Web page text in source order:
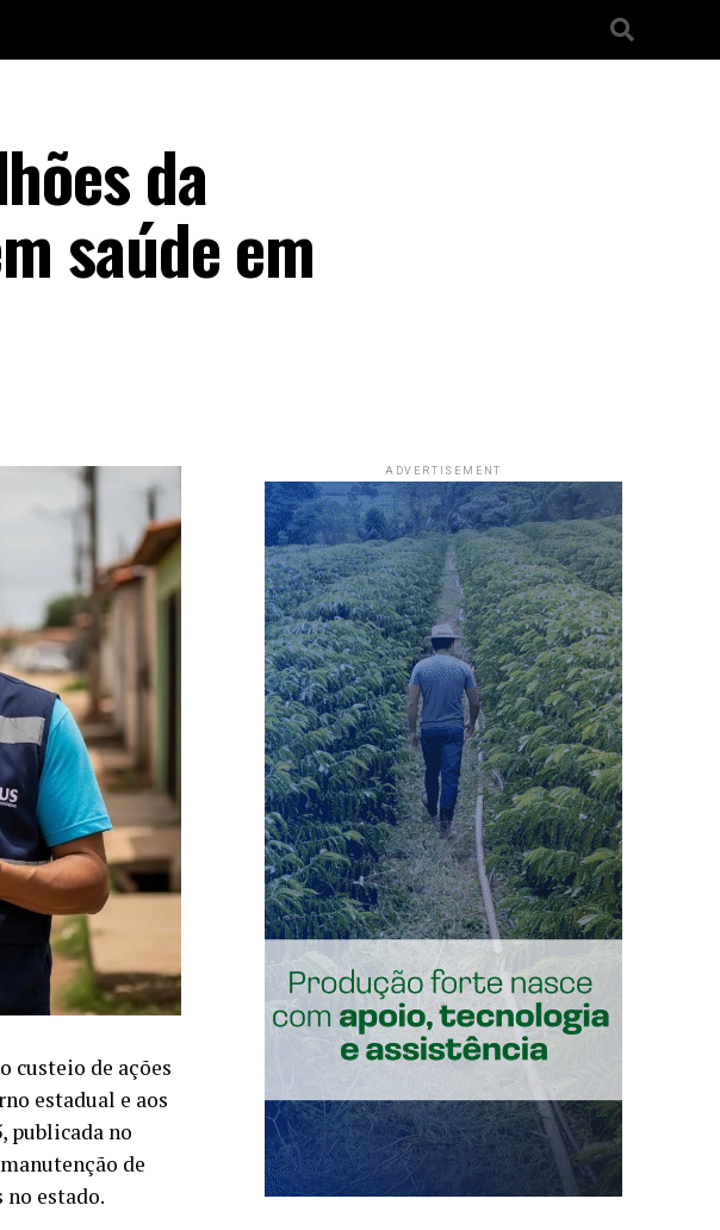
da
saúde em
custeio de ações
estadual e aos
publicada no
de
estado.
ADVERTISEMENT